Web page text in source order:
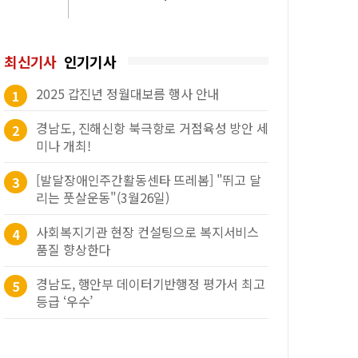
최신기사 인기기사
1
2025 갑진년 정월대보름 행사 안내
2
경남도, 진해신항 북극항로 거점육성 방안 세
미나 개최!
3
[발달장애인주간활동센타 뜨레봄] "뛰고 달
리는 풋살운동"(3월26일)
4
사회복지기관 현장 컨설팅으로 복지서비스
품질 향상한다
5
경남도, 행안부 데이터기반행정 평가서 최고
등급 ‘우수’